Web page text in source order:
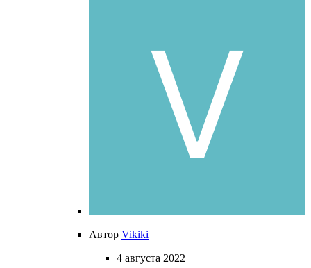
Автор Vikiki
4 августа 2022